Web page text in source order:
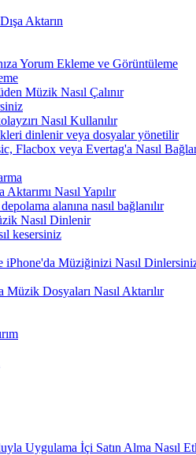
Aktarın
Yorum Ekleme ve Görüntüleme
Müzik Nasıl Çalınır
Nasıl Kullanılır
dinlenir veya dosyalar yönetilir
Flacbox veya Evertag'a Nasıl
Nasıl Yapılır
alanına nasıl bağlanılır
Nasıl Dinlenir
kesersiniz
Müziğinizi Nasıl
Dosyaları Nasıl Aktarılır
Uygulama İçi Satın Alma Nasıl